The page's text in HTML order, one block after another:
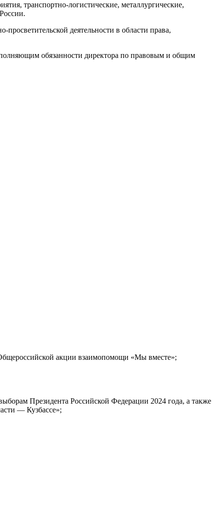
транспортно-логистические, металлургические,
деятельности в области права,
обязанности директора по правовым и общим
акции взаимопомощи «Мы вместе»;
Президента Российской Федерации 2024 года, а также
— Кузбассе»;